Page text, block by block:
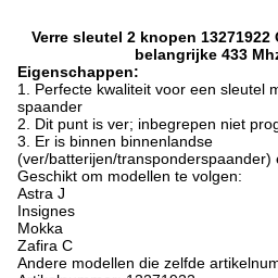
Verre sleutel 2 knopen
belangrijke 433
Eigenschappen:
1. Perfecte kwaliteit voor een sleutel
spaander
2. Dit punt is ver; inbegrepen niet
3. Er is binnen binnenlandse
(ver/batterijen/transponderspaander)
Geschikt om modellen te volgen:
Astra J
Insignes
Mokka
Zafira C
Andere modellen die zelfde